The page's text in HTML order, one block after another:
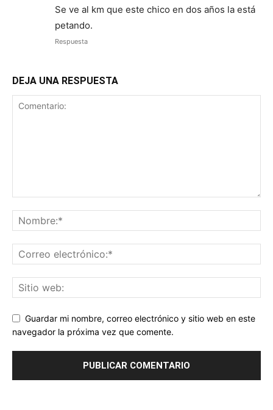
Se ve al km que este chico en dos años la está
petando.
Respuesta
DEJA UNA RESPUESTA
Guardar mi nombre, correo electrónico y sitio web en este
navegador la próxima vez que comente.